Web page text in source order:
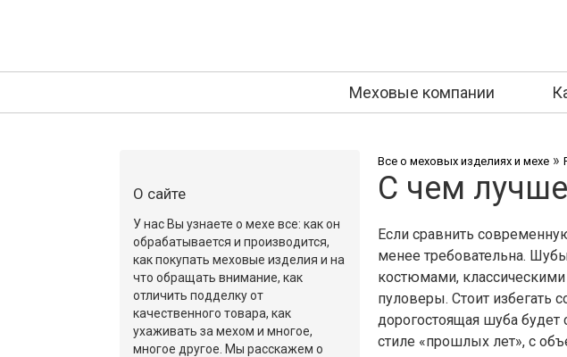
Меховые компании
О сайте
У нас Вы узнаете о мехе все: как он
обрабатывается и производится,
как покупать меховые изделия и на
что обращать внимание, как
отличить подделку от
качественного товара, как
ухаживать за мехом и многое,
многое другое. Мы расскажем о
Все о меховых изделиях и мехе »
С чем
Если сравнить
менее требовательна.
костюмами,
пуловеры. Стоит
дорогостоящая шуба
стиле «прошлых лет», с